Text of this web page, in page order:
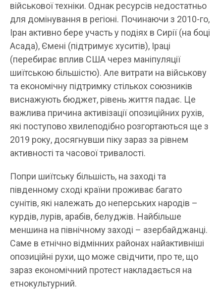
військової техніки. Однак ресурсів недостатньо
для домінування в регіоні. Починаючи з 2010-го,
Іран активно бере участь у подіях в Сирії (на боці
Асада), Ємені (підтримує хуситів), Іраці
(перебирає вплив США через маніпуляції
шиїтською більшістю). Але витрати на військову
та економічну підтримку стількох союзників
виснажують бюджет, рівень життя падає. Це
важлива причина активізації опозиційних рухів,
які поступово хвилеподібно розгортаються ще з
2019 року, досягнувши піку зараз за рівнем
активності та часової тривалості.
Попри шиїтську більшість, на заході та
південному сході країни проживає багато
сунітів, які належать до неперських народів –
курдів, лурів, арабів, белуджів. Найбільше
меншина на північному заході – азербайджанці.
Саме в етнічно відмінних районах найактивніші
опозиційні рухи, що може свідчити, про те, що
зараз економічний протест накладається на
етнокультурний.